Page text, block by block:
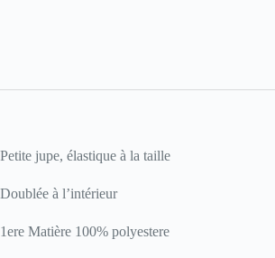
Petite jupe, élastique à la taille
Doublée à l’intérieur
1ere Matière 100% polyestere